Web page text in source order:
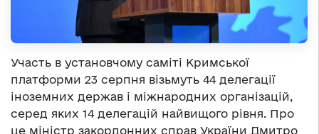
Участь в установчому саміті Кримської
платформи 23 серпня візьмуть 44 делегації
іноземних держав і міжнародних організацій,
серед яких 14 делегацій найвищого рівня. Про
це міністр закордонних справ України Дмитро